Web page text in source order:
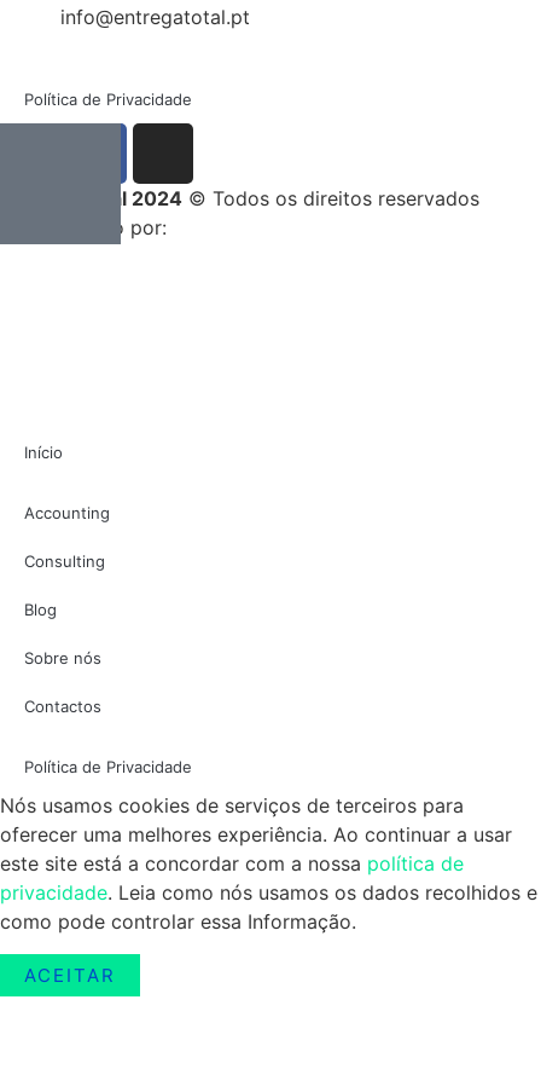
info@entregatotal.pt
Política de Privacidade
Entrega Total 2024 © Todos os direitos reservados
Desenvolvido por:
Início
Accounting
Consulting
Blog
Sobre nós
Contactos
Política de Privacidade
Nós usamos cookies de serviços de terceiros para
oferecer uma melhores experiência. Ao continuar a usar
este site está a concordar com a nossa política de
privacidade. Leia como nós usamos os dados recolhidos e
como pode controlar essa Informação.
ACEITAR